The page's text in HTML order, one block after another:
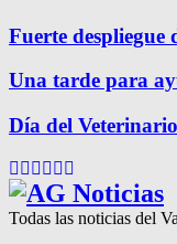
Fuerte despliegue
Una tarde para
Día del
Facebook
Twitter
Instagram
Pinterest
Google
Todas las noticias del